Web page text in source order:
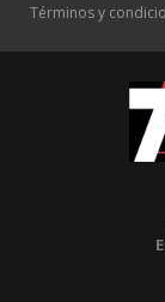
Términos y